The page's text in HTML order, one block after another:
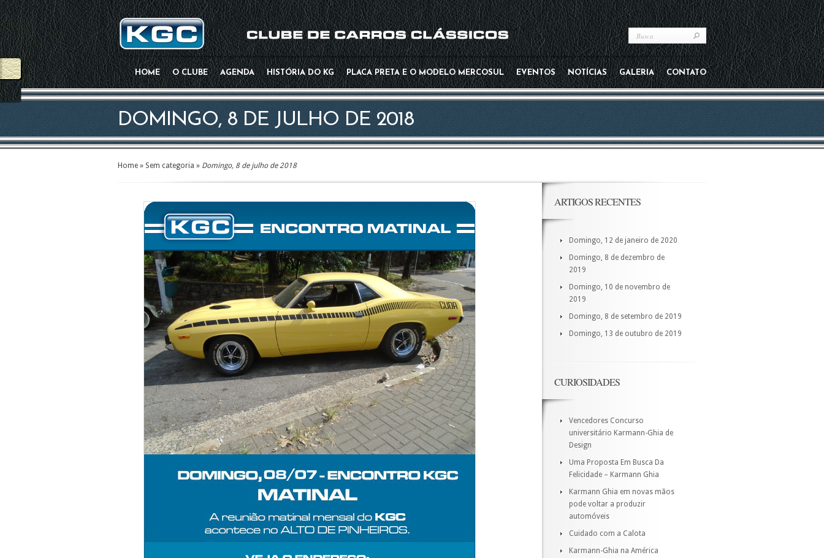
-->
HOME O CLUBE AGENDA HISTÓRIA DO KG PLACA PRETA E O MODELO MERCOSUL EVENTOS NOTÍCIAS GALERIA CONTATO
DOMINGO, 8 DE JULHO DE 2018
Home » Sem categoria » Domingo, 8 de julho de 2018
ARTIGOS RECENTES
Domingo, 12 de janeiro de 2020
Domingo, 8 de dezembro de
2019
Domingo, 10 de novembro de
2019
Domingo, 8 de setembro de 2019
Domingo, 13 de outubro de 2019
CURIOSIDADES
Vencedores Concurso
universitário Karmann-Ghia de
Design
Uma Proposta Em Busca Da
Felicidade – Karmann Ghia
Karmann Ghia em novas mãos
pode voltar a produzir
automóveis
Cuidado com a Calota
Karmann-Ghia na América